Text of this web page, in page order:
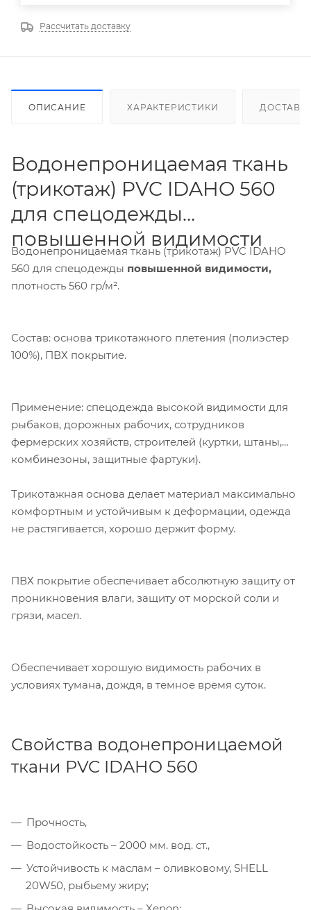
Рассчитать доставку
ОПИСАНИЕ ХАРАКТЕРИСТИКИ
Водонепроницаемая ткань
(трикотаж) PVC IDAHO 560
для спецодежды
повышенной видимости
Водонепроницаемая ткань (трикотаж) PVC IDAHO
560 для спецодежды повышенной видимости,
плотность 560 гр/м².
Состав: основа трикотажного плетения (полиэстер
100%), ПВХ покрытие.
Применение: спецодежда высокой видимости для
рыбаков, дорожных рабочих, сотрудников
фермерских хозяйств, строителей (куртки, штаны,
комбинезоны, защитные фартуки).
Трикотажная основа делает материал максимально
комфортным и устойчивым к деформации, одежда
не растягивается, хорошо держит форму.
ПВХ покрытие обеспечивает абсолютную защиту от
проникновения влаги, защиту от морской соли и
грязи, масел.
Обеспечивает хорошую видимость рабочих в
условиях тумана, дождя, в темное время суток.
Свойства водонепроницаемой
ткани PVC IDAHO 560
Прочность,
Водостойкость – 2000 мм. вод. ст.,
Устойчивость к маслам – оливковому, SHELL
20W50, рыбьему жиру;